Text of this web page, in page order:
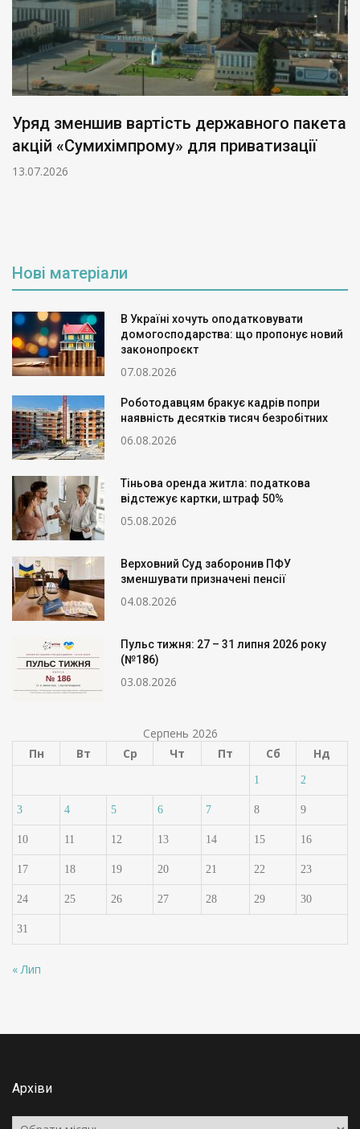
Уряд зменшив вартість державного пакета
акцій «Сумихімпрому» для приватизації
13.07.2026
Нові матеріали
В Україні хочуть оподатковувати
домогосподарства: що пропонує новий
законопроєкт
07.08.2026
Роботодавцям бракує кадрів попри
наявність десятків тисяч безробітних
06.08.2026
Тіньова оренда житла: податкова
відстежує картки, штраф 50%
05.08.2026
Верховний Суд заборонив ПФУ
зменшувати призначені пенсії
04.08.2026
Пульс тижня: 27 – 31 липня 2026 року
(№186)
03.08.2026
Серпень 2026
Пн
Вт Ср Чт Пт Сб Нд
1 2
3 4 5 6 7 8 9
10 11 12 13 14 15 16
17 18 19 20 21 22 23
24 25 26 27 28 29 30
31
« Лип
Архіви
Архіви